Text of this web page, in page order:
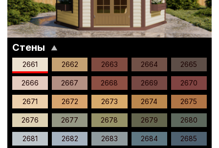
Стены
▼
2661
2662 2663 2664 2665
2666 2667 2668 2669 2670
2671 2672 2673 2674 2675
2676 2677 2678 2679 2680
2681 2682 2683 2684 2685